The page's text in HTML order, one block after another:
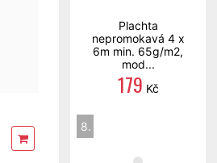
Plachta
nepromokavá 4 x
6m min. 65g/m2,
mod...
179 Kč
8.